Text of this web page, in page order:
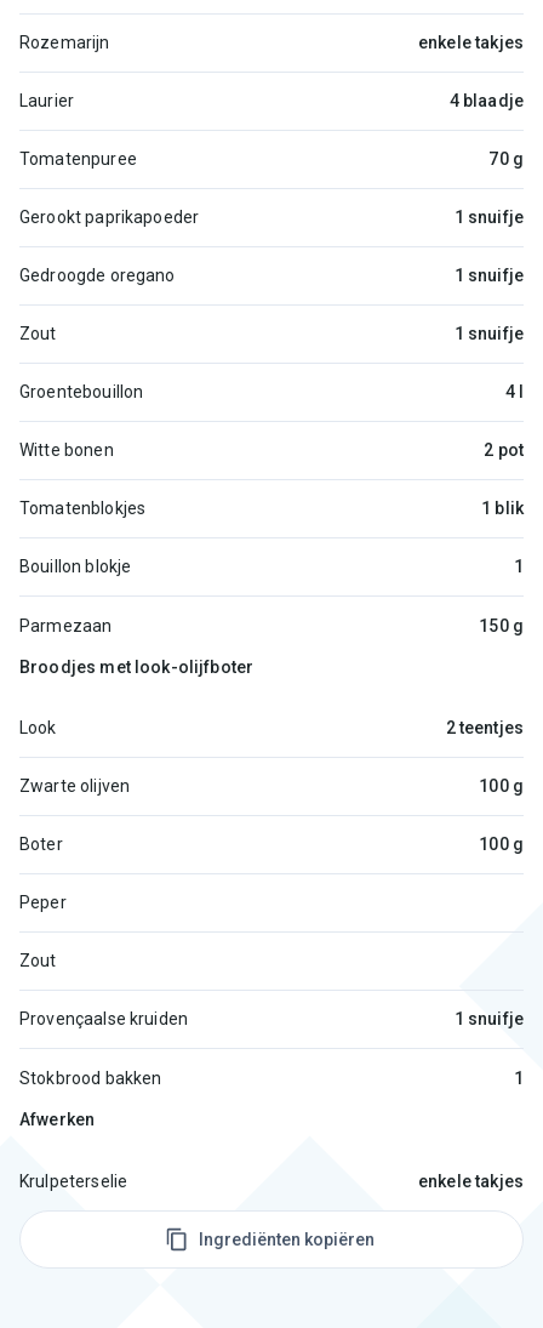
Rozemarijn enkele takjes
Laurier 4 blaadje
Tomatenpuree 70 g
Gerookt paprikapoeder 1 snuifje
Gedroogde oregano 1 snuifje
Zout 1 snuifje
Groentebouillon 4 l
Witte bonen 2 pot
Tomatenblokjes 1 blik
Bouillon blokje 1
Parmezaan 150 g
Broodjes met look-olijfboter
Look 2 teentjes
Zwarte olijven 100 g
Boter 100 g
Peper
Zout
Provençaalse kruiden 1 snuifje
Stokbrood bakken 1
Afwerken
Krulpeterselie enkele takjes
Ingrediënten kopiëren